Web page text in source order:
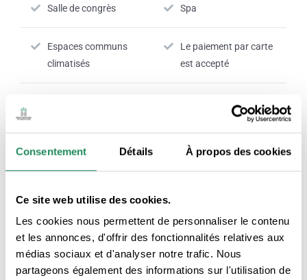
Consentement Détails À propos des cookies
Ce site web utilise des cookies.
Les cookies nous permettent de personnaliser le contenu
et les annonces, d'offrir des fonctionnalités relatives aux
médias sociaux et d'analyser notre trafic. Nous
partageons également des informations sur l'utilisation de
Salle de congrès Spa
Espaces communs
climatisés
Le paiement par carte
est accepté
SERVICES DE CHAMBRE
Chambres climatisées TV dans la chambre